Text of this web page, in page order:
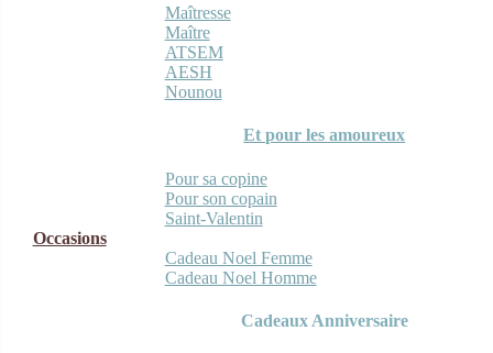
Maîtresse
Maître
ATSEM
AESH
Nounou
Et pour les amoureux
Pour sa copine
Pour son copain
Saint-Valentin
Occasions
Cadeau Noel Femme
Cadeau Noel Homme
Cadeaux Anniversaire